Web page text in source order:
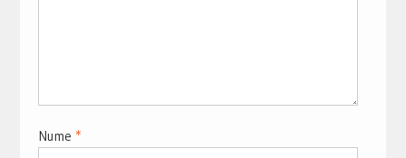
Nume *